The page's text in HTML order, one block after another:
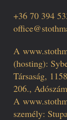
+36 70 394
A
(hosting):
Társaság,
206.,
A
személy: